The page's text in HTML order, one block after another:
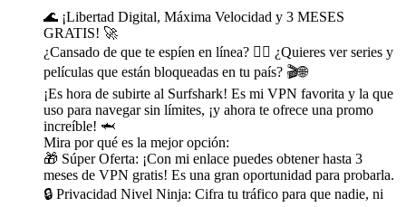
🌊 ¡Libertad Digital, Máxima Velocidad y 3 MESES
GRATIS! 🚀
¿Cansado de que te espíen en línea? 🙅‍♀️ ¿Quieres ver series y
películas que están bloqueadas en tu país? 🎬🌐
¡Es hora de subirte al Surfshark! Es mi VPN favorita y la que
uso para navegar sin límites, ¡y ahora te ofrece una promo
increíble! 🦈
Mira por qué es la mejor opción:
🎁 Súper Oferta: ¡Con mi enlace puedes obtener hasta 3
meses de VPN gratis! Es una gran oportunidad para probarla.
🔒 Privacidad Nivel Ninja: Cifra tu tráfico para que nadie, ni